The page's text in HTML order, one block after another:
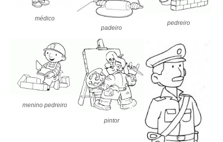
médico
padeiro
pedreiro
menino pedreiro
pintor